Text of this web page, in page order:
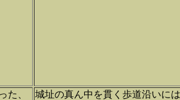
た、
城址の真ん中を貫く歩道沿いに